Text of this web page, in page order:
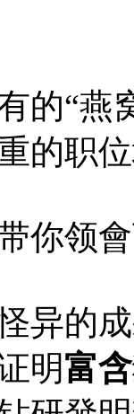
的“燕
的职
你领
异的
明富